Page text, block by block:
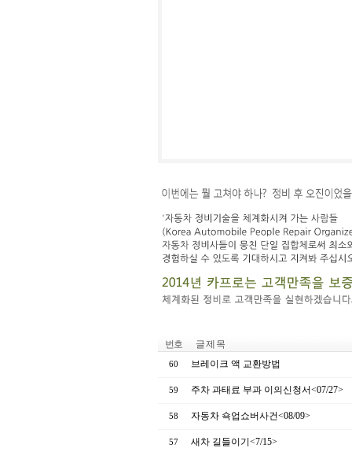
번호 글 제 목
60 브레이크 액 교환방법
59 주차 과태료 부과 이의신청서<07/27>
58 자동차 쇽업쇼버사건<08/09>
57 새차 길들이기<7/15>